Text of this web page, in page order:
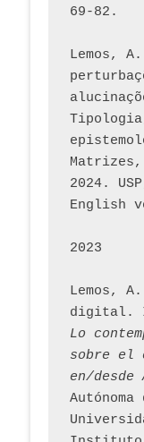
69-82.
Lemos,
2024.
English
2023
Lemos,
Lo
sobre el
en/desde